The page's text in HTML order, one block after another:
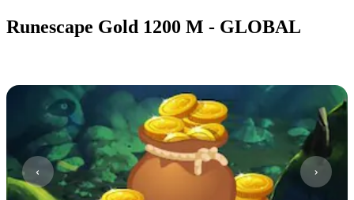
Runescape Gold 1200 M - GLOBAL